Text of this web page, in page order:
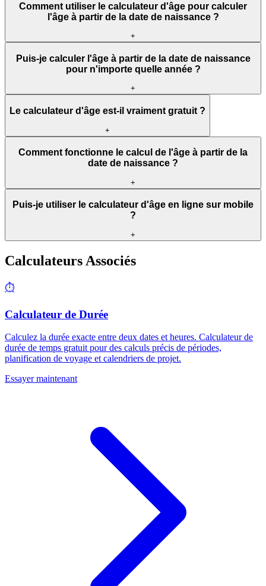
Comment utiliser le calculateur d'âge pour calculer
l'âge à partir de la date de naissance ?
+
Puis-je calculer l'âge à partir de la date de naissance
pour n'importe quelle année ?
+
Le calculateur d'âge est-il vraiment gratuit ?
+
Comment fonctionne le calcul de l'âge à partir de la
date de naissance ?
+
Puis-je utiliser le calculateur d'âge en ligne sur mobile
?
+
Calculateurs Associés
⏱️
Calculateur de Durée
Calculez la durée exacte entre deux dates et heures. Calculateur de
durée de temps gratuit pour des calculs précis de périodes,
planification de voyage et calendriers de projet.
Essayer maintenant